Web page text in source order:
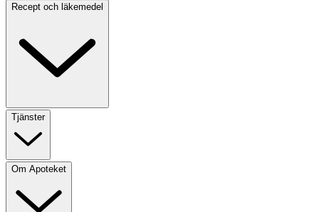
Recept och läkemedel
Tjänster
Om Apoteket